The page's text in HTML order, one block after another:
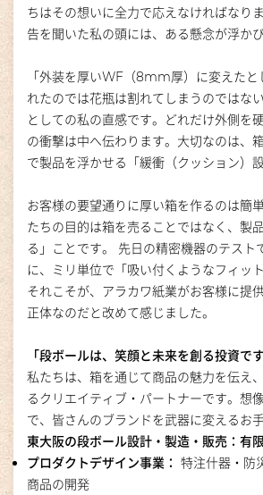
ちはその想いに全力で応えなければなり
告を聞いた私の頭には、ある懸念が浮かび
「外装を厚いWF（8mm厚）に変えたと
れたのでは花瓶は割れてしまうのではない
としての私の直感です。どれだけ外側を
の衝撃は中へ伝わります。大切なのは、
で製品を浮かせる「緩衝（クッション）設
お客様の要望通りに厚い箱を作るのは簡
たちの目的は箱を売ることではなく、製
る」ことです。
先日の精密機器のテスト
に、ミリ単位で「吸い付くようなフィッ
それこそが、アラカワ紙業がお客様に提
正体なのだと改めて感じました。
「段ボールは、笑顔と未来を創る投資です
私たちは、箱を通じて商品の魅力を伝え
るクリエイティブ・パートナーです。 想
で、皆さんのブランドを武器に変えるお
東大阪の段ボール設計・製造・販売：有
プロダクトデザイン事業： 特注什器・防
商品の開発